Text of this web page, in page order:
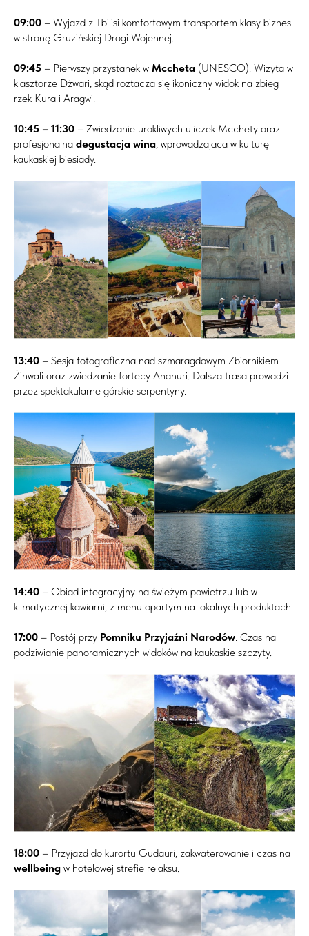
09:00 – Wyjazd z Tbilisi komfortowym transportem klasy biznes
w stronę Gruzińskiej Drogi Wojennej.
09:45 – Pierwszy przystanek w Mccheta (UNESCO). Wizyta w
klasztorze Dżwari, skąd roztacza się ikoniczny widok na zbieg
rzek Kura i Aragwi.
10:45 – 11:30 – Zwiedzanie urokliwych uliczek Mcchety oraz
profesjonalna degustacja wina, wprowadzająca w kulturę
kaukaskiej biesiady.
13:40 – Sesja fotograficzna nad szmaragdowym Zbiornikiem
Żinwali oraz zwiedzanie fortecy Ananuri. Dalsza trasa prowadzi
przez spektakularne górskie serpentyny.
14:40 – Obiad integracyjny na świeżym powietrzu lub w
klimatycznej kawiarni, z menu opartym na lokalnych produktach.
17:00 – Postój przy Pomniku Przyjaźni Narodów. Czas na
podziwianie panoramicznych widoków na kaukaskie szczyty.
18:00 – Przyjazd do kurortu Gudauri, zakwaterowanie i czas na
wellbeing w hotelowej strefie relaksu.